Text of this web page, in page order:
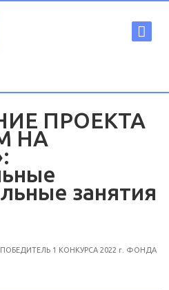
ПРОЕКТА
НА
занятия
1 КОНКУРСА 2022 г. ФОНДА